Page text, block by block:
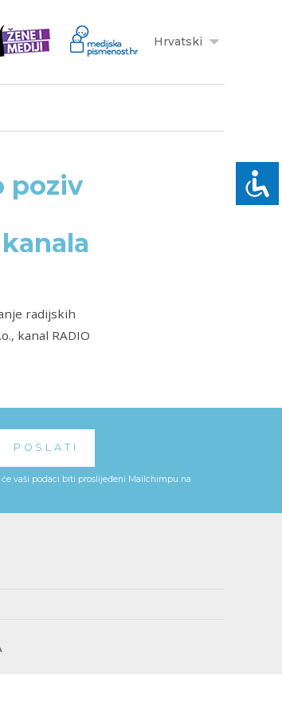
Hrvatski
poziv
radijskih
kanal RADIO
vaši podaci biti proslijeđeni Mailchimpu na